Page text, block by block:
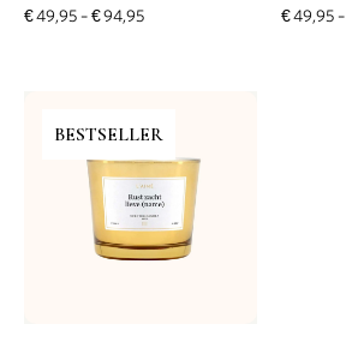
€49,95–€94,95
€49,95–
BESTSELLER